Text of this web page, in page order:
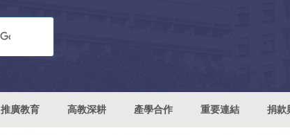
推廣教育 高教深耕 產學合作 重要連結 捐款